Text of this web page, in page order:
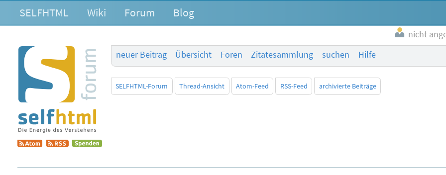
SELFHTML Wiki Forum Blog
nicht
neuer Beitrag
Übersicht Foren Zitatesammlung suchen Hilfe
SELFHTML-Forum Thread-Ansicht Atom-Feed RSS-Feed archivierte Beiträge